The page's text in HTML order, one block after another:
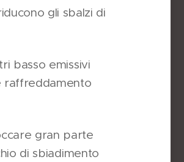
gli sbalzi di
basso emissivi
raffreddamento
gran parte
di sbiadimento